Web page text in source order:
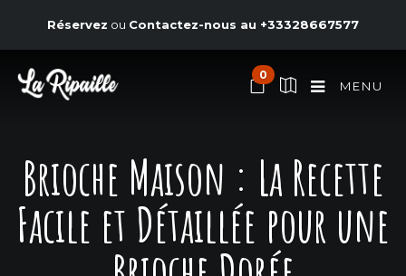
Réservez ou Contactez-nous au +33328667577
0
MENU
Brioche Maison : La Recette
Facile et Détaillée pour une